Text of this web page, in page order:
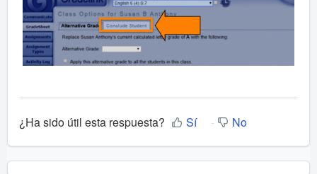
¿Ha sido útil esta respuesta? Sí No